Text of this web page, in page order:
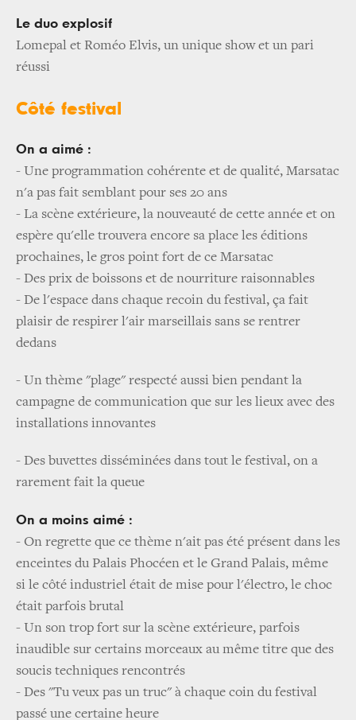
Le duo explosif
Lomepal et Roméo Elvis, un unique show et un pari
réussi
Côté festival
On a aimé :
- Une programmation cohérente et de qualité, Marsatac
n'a pas fait semblant pour ses 20 ans
- La scène extérieure, la nouveauté de cette année et on
espère qu'elle trouvera encore sa place les éditions
prochaines, le gros point fort de ce Marsatac
- Des prix de boissons et de nourriture raisonnables
- De l'espace dans chaque recoin du festival, ça fait
plaisir de respirer l'air marseillais sans se rentrer
dedans
- Un thème "plage" respecté aussi bien pendant la
campagne de communication que sur les lieux avec des
installations innovantes
- Des buvettes disséminées dans tout le festival, on a
rarement fait la queue
On a moins aimé :
- On regrette que ce thème n'ait pas été présent dans les
enceintes du Palais Phocéen et le Grand Palais, même
si le côté industriel était de mise pour l'électro, le choc
était parfois brutal
- Un son trop fort sur la scène extérieure, parfois
inaudible sur certains morceaux au même titre que des
soucis techniques rencontrés
- Des "Tu veux pas un truc" à chaque coin du festival
passé une certaine heure